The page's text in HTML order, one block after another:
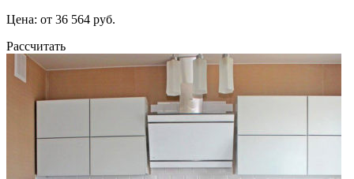
Цена: от 36 564 руб.
Рассчитать